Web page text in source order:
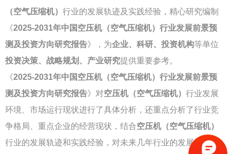
（空气压缩机） 行业的发展轨迹及实践经验，精心研究编制
《2025-2031年中国空压机（空气压缩机）行业发展前景预
测及投资方向研究报告》，为企业、科研、投资机构等单位
投资决策、战略规划、产业研究提供重要参考。
《2025-2031年中国空压机（空气压缩机）行业发展前景预
测及投资方向研究报告》对空压机（空气压缩机） 行业发展
环境、市场运行现状进行了具体分析，还重点分析了行业竞
争格局、重点企业的经营现状，结合空压机（空气压缩机）
行业的发展轨迹和实践经验，对未来几年行业的发展趋向进